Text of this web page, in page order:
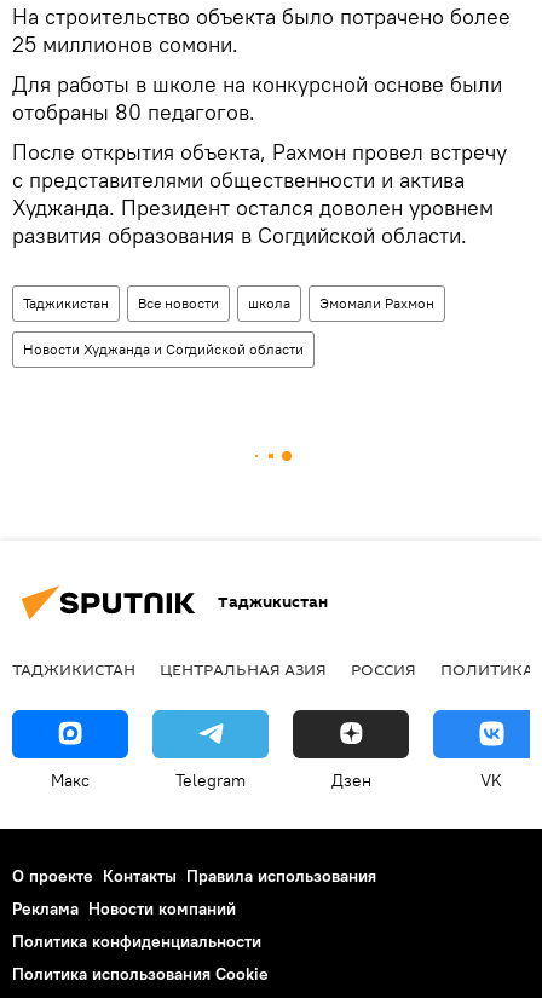
На строительство объекта было потрачено более
25 миллионов сомони.
Для работы в школе на конкурсной основе были
отобраны 80 педагогов.
После открытия объекта, Рахмон провел встречу
с представителями общественности и актива
Худжанда. Президент остался доволен уровнем
развития образования в Согдийской области.
Таджикистан Все новости школа Эмомали Рахмон
Новости Худжанда и Согдийской области
Таджикистан
ТАДЖИКИСТАН ЦЕНТРАЛЬНАЯ АЗИЯ РОССИЯ ПОЛИТИКА
Макс Telegram Дзен VK
О проекте Контакты Правила использования
Реклама Новости компаний
Политика конфиденциальности
Политика использования Cookie